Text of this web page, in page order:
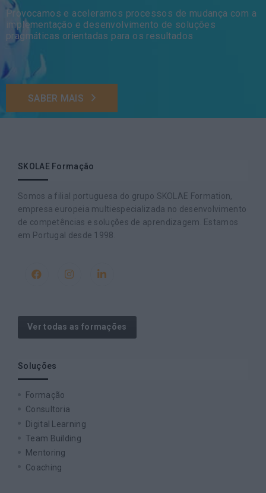
Provocamos e aceleramos processos de mudança com a
implementação e desenvolvimento de soluções
pragmáticas orientadas para os resultados
SABER MAIS
SKOLAE Formação
Somos a filial portuguesa do grupo SKOLAE Formation,
empresa europeia multiespecializada no desenvolvimento
de competências e soluções de aprendizagem. Estamos
em Portugal desde 1998.
Ver todas as formações
Soluções
Formação
Consultoria
Digital Learning
Team Building
Mentoring
Coaching